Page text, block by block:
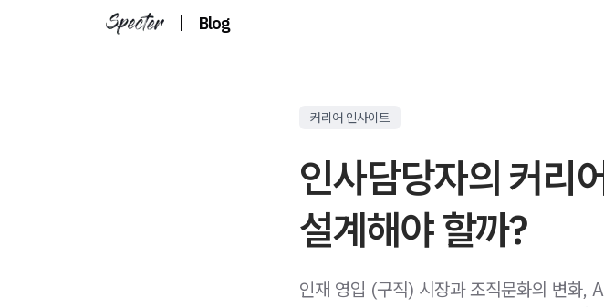
| Blog
커리어 인사이트
인사담당자의 커리
설계해야 할까?
인재 영입 (구직) 시장과 조직문화의 변화,